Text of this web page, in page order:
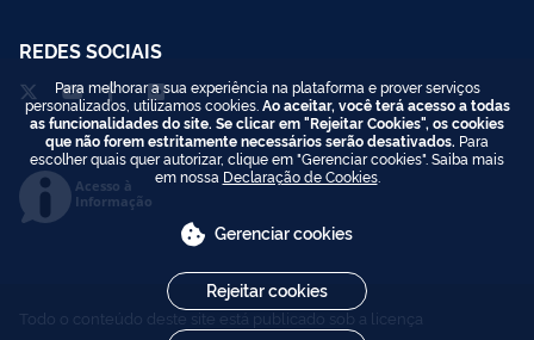
REDES SOCIAIS
Acesso à
Informação
Todo o conteúdo deste site está publicado sob a licença
Para melhorar a sua experiência na plataforma e prover serviços
personalizados, utilizamos cookies. Ao aceitar, você terá acesso a todas
as funcionalidades do site. Se clicar em "Rejeitar Cookies", os cookies
que não forem estritamente necessários serão desativados. Para
escolher quais quer autorizar, clique em "Gerenciar cookies". Saiba mais
em nossa Declaração de Cookies.
Gerenciar cookies
Rejeitar cookies